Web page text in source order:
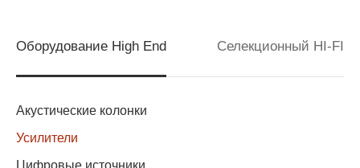
Оборудование High End Селекционный HI-FI
Акустические колонки
Усилители
Цифровые источники